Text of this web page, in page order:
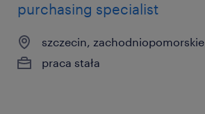
purchasing specialist
szczecin, zachodniopomorskie
praca stała